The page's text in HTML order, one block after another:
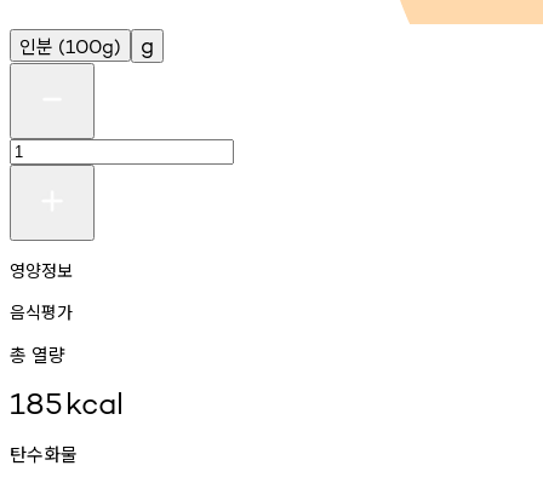
인분 (100g) g
영양정보
음식평가
총 열량
185kcal
탄수화물